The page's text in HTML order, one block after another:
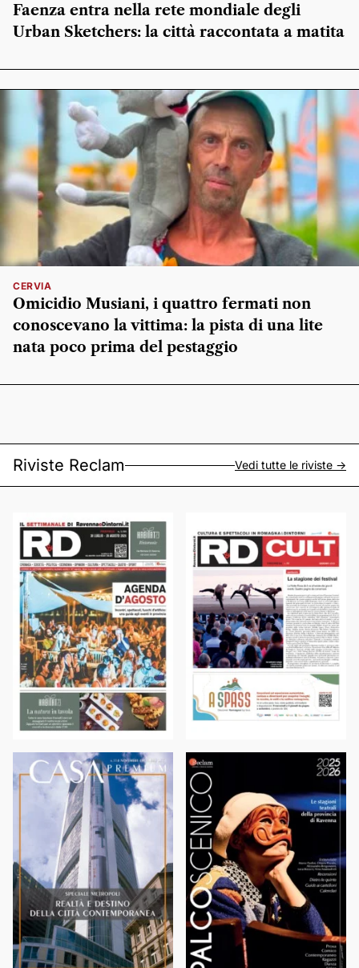
Faenza entra nella rete mondiale degli
Urban Sketchers: la città raccontata a matita
CERVIA
Omicidio Musiani, i quattro fermati non
conoscevano la vittima: la pista di una lite
nata poco prima del pestaggio
Riviste Reclam Vedi tutte le riviste ->